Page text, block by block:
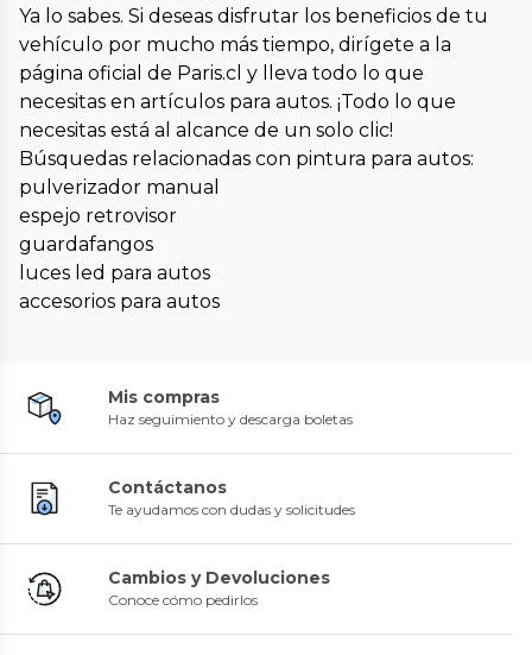
Ya lo sabes. Si deseas disfrutar los beneficios de tu
vehículo por mucho más tiempo, dirígete a la
página oficial de Paris.cl y lleva todo lo que
necesitas en artículos para autos. ¡Todo lo que
necesitas está al alcance de un solo clic!
Búsquedas relacionadas con pintura para autos:
pulverizador manual
espejo retrovisor
guardafangos
luces led para autos
accesorios para autos
Mis compras
Haz seguimiento y descarga boletas
Contáctanos
Te ayudamos con dudas y solicitudes
Cambios y Devoluciones
Conoce cómo pedirlos